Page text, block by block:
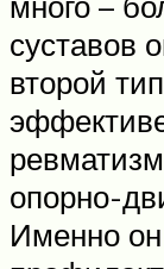
суставов
второй
опорно-
Именно